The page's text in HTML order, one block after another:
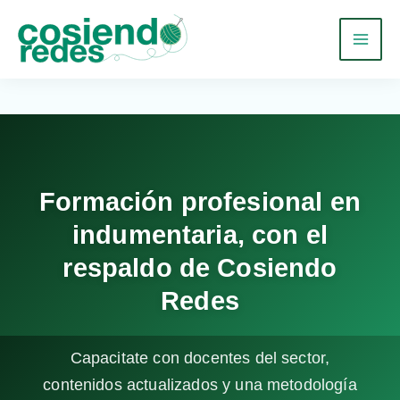
contenido
Formación profesional en
indumentaria, con el
respaldo de Cosiendo
Redes
Capacitate con docentes del sector,
contenidos actualizados y una metodología